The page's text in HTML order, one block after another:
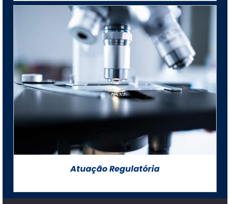
Atuação Regulatória